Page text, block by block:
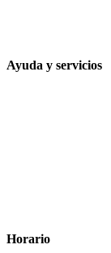
Ayuda y servicios
Horario